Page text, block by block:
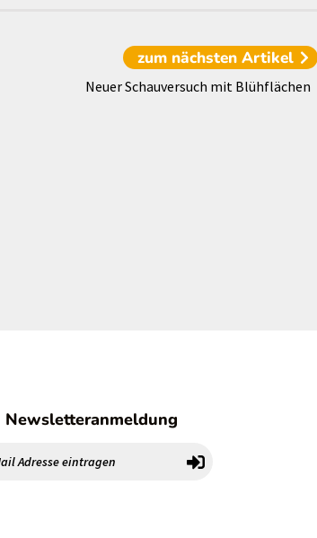
zum nächsten Artikel
Neuer Schauversuch mit Blühflächen
Newsletteranmeldung